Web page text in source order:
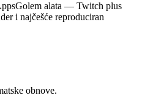
alata — Twitch plus
i najčešće reproduciran
obnove.